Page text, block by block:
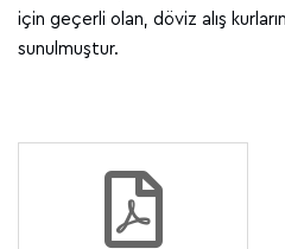
için geçerli olan, döviz alış
sunulmuştur.